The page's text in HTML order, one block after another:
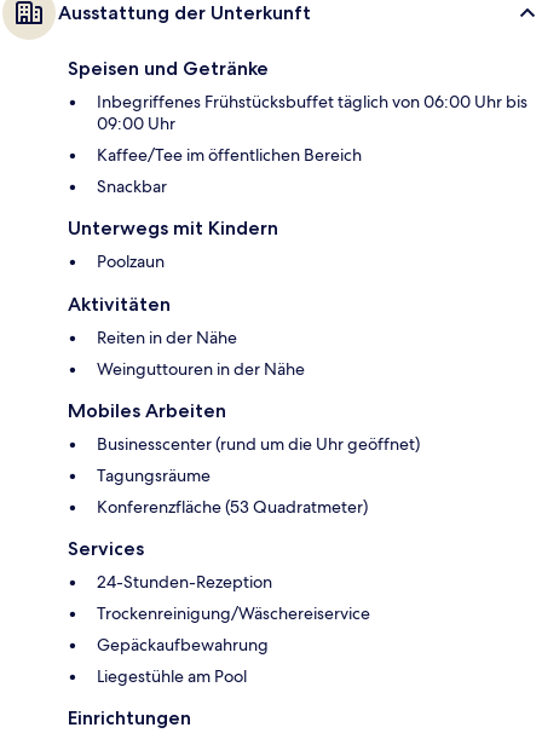
Ausstattung der Unterkunft
Speisen und Getränke
Inbegriffenes Frühstücksbuffet täglich von 06:00 Uhr bis
09:00 Uhr
Kaffee/Tee im öffentlichen Bereich
Snackbar
Unterwegs mit Kindern
Poolzaun
Aktivitäten
Reiten in der Nähe
Weinguttouren in der Nähe
Mobiles Arbeiten
Businesscenter (rund um die Uhr geöffnet)
Tagungsräume
Konferenzfläche (53 Quadratmeter)
Services
24-Stunden-Rezeption
Trockenreinigung/Wäschereiservice
Gepäckaufbewahrung
Liegestühle am Pool
Einrichtungen